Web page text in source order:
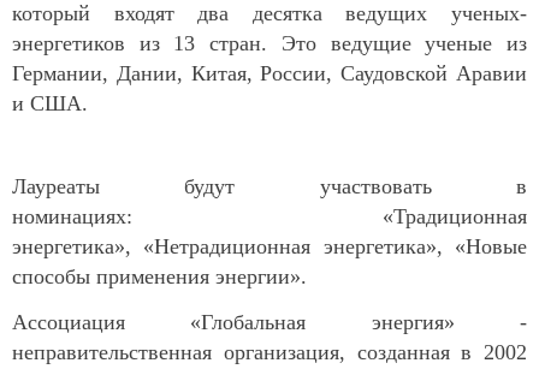
который входят два десятка ведущих ученых-
энергетиков из 13 стран. Это ведущие ученые из
Германии, Дании, Китая, России, Саудовской Аравии
и США.
Лауреаты будут участвовать в
номинациях: «Традиционная
энергетика», «Нетрадиционная энергетика», «Новые
способы применения энергии».
Ассоциация «Глобальная энергия» -
неправительственная организация, созданная в 2002